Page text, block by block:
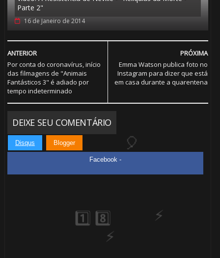
Parte 2"
16 de Janeiro de 2014
PRÓXIMA
Emma Watson publica foto no
Instagram para dizer que está
em casa durante a quarentena
ANTERIOR
Por conta do coronavírus, início
das filmagens de "Animais
Fantásticos 3" é adiado por
tempo indeterminado
DEIXE SEU COMENTÁRIO
Disqus Blogger
Facebook -
🎈
🎈
🎂
⚡